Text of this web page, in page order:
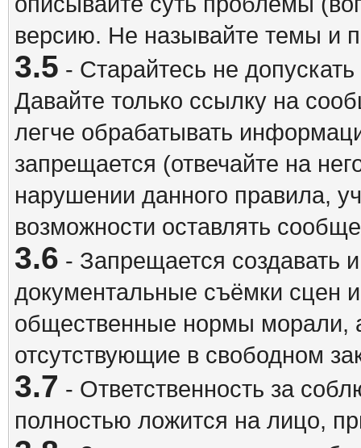
версию. Не называйте темы
3.5 - Старайтесь не
Давайте только ссылку на
легче обрабатывать
запрещается (отвечайте на
нарушении данного правила,
возможности оставлять
3.6 - Запрещается создавать
документальные съёмки сцен
общественные нормы морали,
отсутствующие в свободном
3.7 - Ответственность за
полностью ложится на лицо,